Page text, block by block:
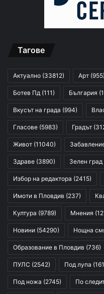
Тагове
Актуално (33812) Арт (955)
Ботев Пд (111) България
Вкусът на града (994)
Гласове (5983) Градът
Живот (11040)
Здраве (3890) Зелен град
Избор на редактора (2415)
Имоти в Пловдив (237)
Култура (9789) Мнения
Новини (54290) Нощна
Образование в Пловдив (736)
ПУЛС (2542) Под лупа
Под ножа (2745) По